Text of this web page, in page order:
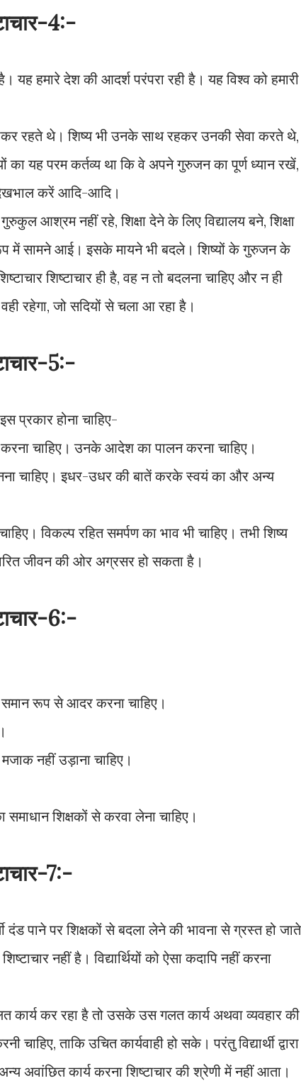
4:-
यह हमारे देश की आदर्श परंपरा रही है। यह विश्व को हमारी
रहते थे। शिष्य भी उनके साथ रहकर उनकी सेवा करते थे,
का यह परम कर्तव्य था कि वे अपने गुरुजन का पूर्ण ध्यान रखें,
करें आदि-आदि।
आश्रम नहीं रहे, शिक्षा देने के लिए विद्यालय बने, शिक्षा
में सामने आई। इसके मायने भी बदले। शिष्यों के गुरुजन के
शिष्टाचार ही है, वह न तो बदलना चाहिए और न ही
रहेगा, जो सदियों से चला आ रहा है।
5:-
प्रकार होना चाहिए-
करना चाहिए। उनके आदेश का पालन करना चाहिए।
चाहिए। इधर-उधर की बातें करके स्वयं का और अन्य
विकल्प रहित समर्पण का भाव भी चाहिए। तभी शिष्य
जीवन की ओर अग्रसर हो सकता है।
6:-
समान रूप से आदर करना चाहिए।
नहीं उड़ाना चाहिए।
शिक्षकों से करवा लेना चाहिए।
7:-
पाने पर शिक्षकों से बदला लेने की भावना से ग्रस्त हो जाते
नहीं है। विद्यार्थियों को ऐसा कदापि नहीं करना
कार्य कर रहा है तो उसके उस गलत कार्य अथवा व्यवहार की
चाहिए, ताकि उचित कार्यवाही हो सके। परंतु विद्यार्थी द्वारा
अवांछित कार्य करना शिष्टाचार की श्रेणी में नहीं आता।